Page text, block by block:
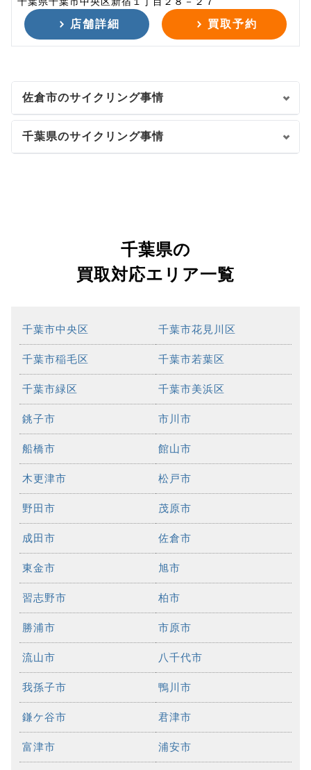
店舗詳細 買取予約
佐倉市のサイクリング事情
千葉県のサイクリング事情
千葉県の
買取対応エリア一覧
千葉市中央区 千葉市花見川区
千葉市稲毛区 千葉市若葉区
千葉市緑区 千葉市美浜区
銚子市 市川市
船橋市 館山市
木更津市 松戸市
野田市 茂原市
成田市 佐倉市
東金市 旭市
習志野市 柏市
勝浦市 市原市
流山市 八千代市
我孫子市 鴨川市
鎌ケ谷市 君津市
富津市 浦安市